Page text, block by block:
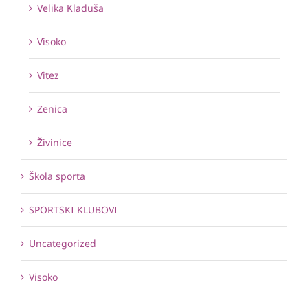
Velika Kladuša
Visoko
Vitez
Zenica
Živinice
Škola sporta
SPORTSKI KLUBOVI
Uncategorized
Visoko